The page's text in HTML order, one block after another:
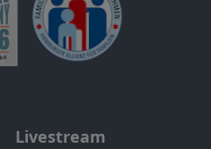
Livestream